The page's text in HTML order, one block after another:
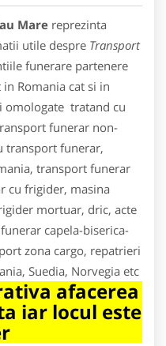
Mare reprezinta
utile despre Transport
funerare partenere
Romania cat si in
omologate tratand cu
funerar non-
transport funerar,
transport funerar
cu frigider, masina
mortuar, dric, acte
capela-biserica-
zona cargo, repatrieri
Suedia, Norvegia etc
afacerea
iar locul este